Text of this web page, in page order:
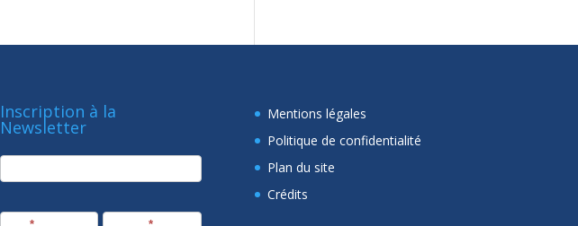
Inscription à la
Newsletter
newsletter
Mentions légales
Politique de confidentialité
Plan du site
Crédits